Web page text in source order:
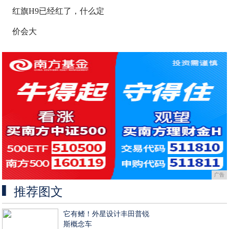
红旗H9已经红了，什么定
价会大
广告
推荐图文
它有鳍！外星设计丰田普锐
斯概念车